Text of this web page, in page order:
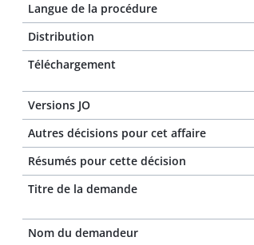
Langue de la procédure
Distribution
Téléchargement
Versions JO
Autres décisions pour cet affaire
Résumés pour cette décision
Titre de la demande
Nom du demandeur